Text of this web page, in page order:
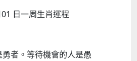
日一周生肖運程
勇者。等待機會的人是愚